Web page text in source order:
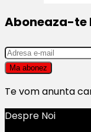
Aboneaza-te
Te vom anunta
Despre Noi